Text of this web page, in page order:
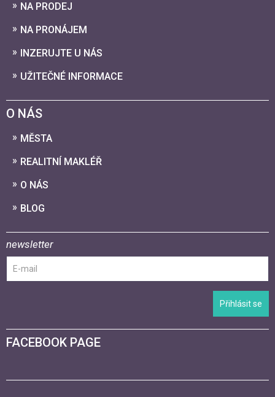
NA PRODEJ
NA PRONÁJEM
INZERUJTE U NÁS
UŽITEČNÉ INFORMACE
O NÁS
MĚSTA
REALITNÍ MAKLÉŘ
O NÁS
BLOG
newsletter
Přihlásit se
FACEBOOK PAGE